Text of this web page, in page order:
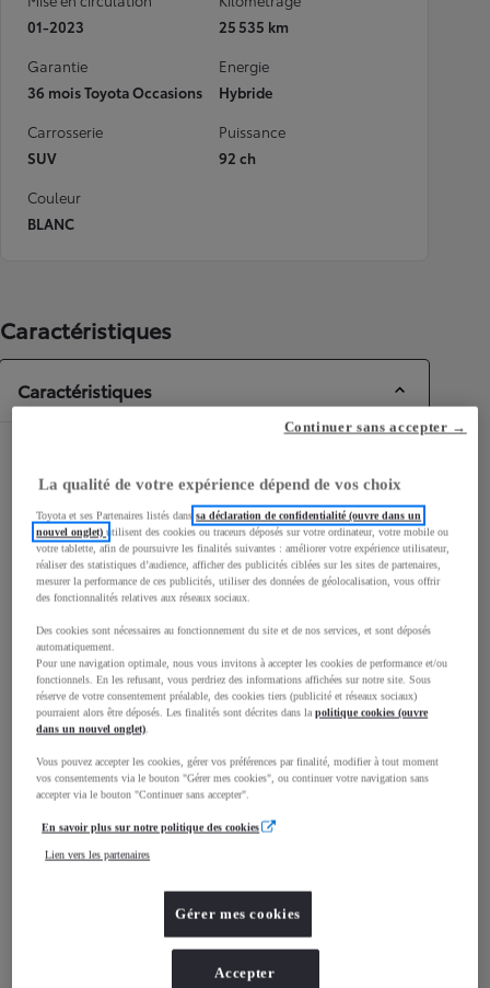
01-2023
25 535 km
Garantie
36 mois Toyota Occasions
Energie
Hybride
Carrosserie
SUV
Puissance
92 ch
Couleur
BLANC
Caractéristiques
Caractéristiques
Portes
Places
5
Hauteur
1 595
mm
La qualité de votre expérience dépend de vos choix
Toyota et ses Partenaires listés danssa déclaration de confidentialité (ouvre dans un
nouvel onglet)utilisent des cookies ou traceurs déposés sur votre ordinateur, votre mobile ou
votre tablette, afin de poursuivre les finalités suivantes : améliorer votre expérience utilisateur,
réaliser des statistiques d’audience, afficher des publicités ciblées sur les sites de partenaires,
mesurer la performance de ces publicités, utiliser des données de géolocalisation, vous offrir
des fonctionnalités relatives aux réseaux sociaux.
Des cookies sont nécessaires au fonctionnement du site et de nos services, et sont déposés
automatiquement.
Pour une navigation optimale, nous vous invitons à accepter les cookies de performance et/ou
fonctionnels. En les refusant, vous perdriez des informations affichées sur notre site. Sous
réserve de votre consentement préalable, des cookies tiers (publicité et réseaux sociaux)
pourraient alors être déposés. Les finalités sont décrites dans lapolitique cookies (ouvre
dans un nouvel onglet).
Vous pouvez accepter les cookies, gérer vos préférences par finalité, modifier à tout moment
vos consentements via le bouton "Gérer mes cookies", ou continuer votre navigation sans
accepter via le bouton "Continuer sans accepter".
En savoir plus sur notre politique des cookies
Lien vers les partenaires
Gérer mes cookies
Continuer sans accepter →
Accepter